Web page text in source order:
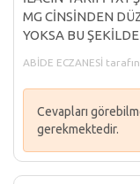
MG CİNSİNDEN
YOKSA BU
ABİDE ECZANESİ
Cevapları
gerekmektedir.